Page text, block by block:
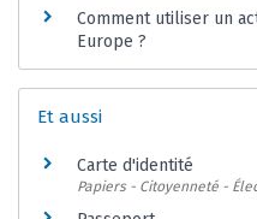
Comment utiliser un
Europe ?
Et aussi
Carte d'identité
Papiers - Citoyenneté -